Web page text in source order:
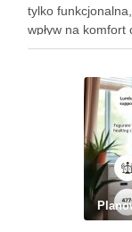
tylko
wpływ na komfort
pokoi, optymalny